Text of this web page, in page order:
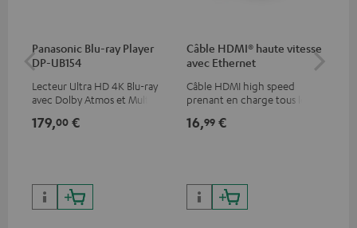
Panasonic Blu-ray Player
DP-UB154
Lecteur Ultra HD 4K Blu-ray
avec Dolby Atmos et Multi
qualité d’image incroyable et
179,00 €
Câble HDMI® haute vitesse
avec Ethernet
Câble HDMI high speed
prenant en charge tous les
50/60p et 4K 3D
16,99 €